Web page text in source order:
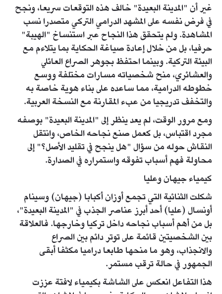
غير أن "المدينة البعيدة" خالف هذه التوقعات سريعا، ونجح
في فرض نفسه على المشهد الدرامي التركي متصدرا نسب
المشاهدة. ولم يتحقق هذا النجاح عبر استنساخ "الهيبة"
حرفيا، بل من خلال إعادة صياغة الحكاية بما يتلاءم مع
البيئة التركية. وبينما احتفظ بجوهر الصراع العائلي
والعشائري، منح شخصياته مسارات مختلفة ووسع
خطوطه الدرامية، مما ساعده على بناء هوية خاصة به
والتخفف تدريجيا من عبء المقارنة مع النسخة العربية.
ومع مرور الوقت، لم يعد ينظر إلى "المدينة البعيدة" بوصفه
مجرد اقتباس، بل كعمل صنع نجاحه الخاص، وانتقل
النقاش حوله من سؤال "هل ينجح في تقليد الأصل؟" إلى
محاولة فهم أسباب تفوقه واستمراره في الصدارة.
كيمياء جيهان وعليا
شكلت الثنائية التي تجمع أوزان أكبابا (جيهان) وسينام
أونسال (عليا) أحد أبرز عناصر الجذب في "المدينة البعيدة"،
بل من أهم أسباب نجاحه داخل تركيا وخارجها. فالعلاقة
بين الشخصيتين قائمة على توتر دائم بين الصراع
والانجذاب، وهو ما منحها طابعا دراميا مكثفا أبقى
الجمهور في حالة ترقب مستمر.
هذا التفاعل انعكس على الشاشة بكيمياء لافتة عززت